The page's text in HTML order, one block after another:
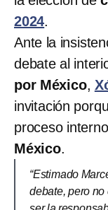
2024.
Ante la
debate al
por México,
invitación
proceso
México.
“Estimado
debate, pero no